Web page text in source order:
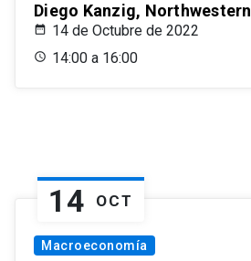
Diego Kanzig, Northwestern
14 de Octubre de 2022
14:00 a 16:00
14 OCT
Macroeconomía